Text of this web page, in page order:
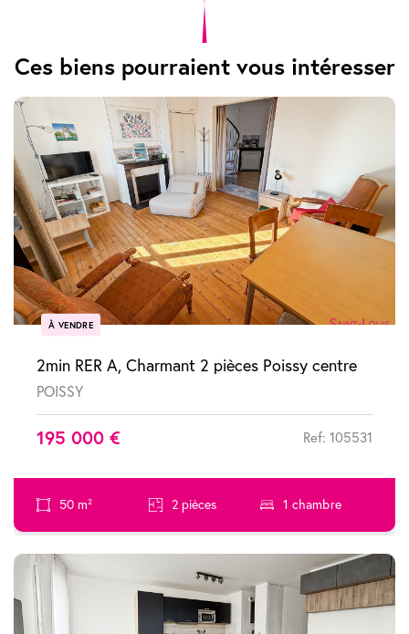
Ces biens pourraient vous intéresser
À VENDRE
2min RER A, Charmant 2 pièces Poissy centre
POISSY
195 000 € Ref: 105531
50 m² 2 pièces 1 chambre